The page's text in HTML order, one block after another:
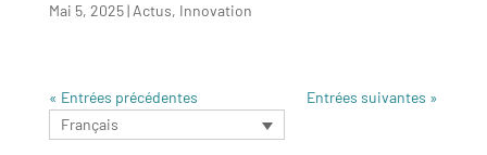
Mai 5, 2025| Actus, Innovation
« Entrées précédentes
Entrées suivantes »
Français